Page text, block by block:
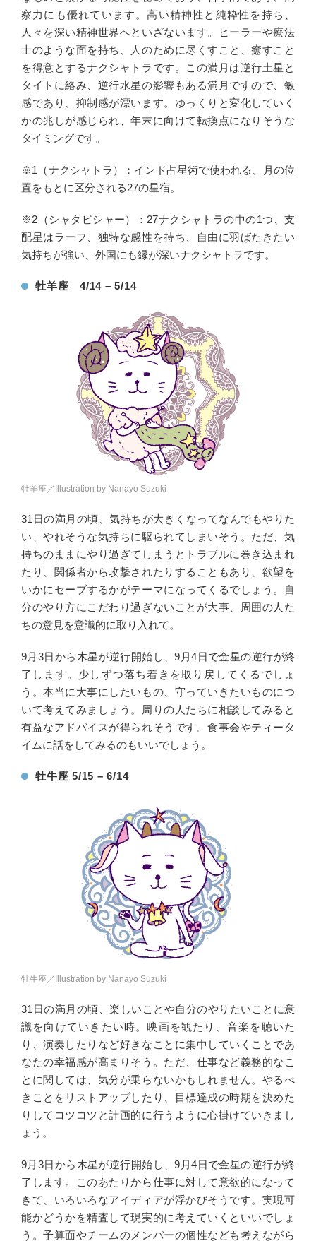
察力にも優れています。高い精神性と純粋性を持ち、
人々を深い精神世界へといざないます。ヒーラーや療法
士のような面を持ち、人のために尽くすこと、癒すこと
を得意とするナクシャトラです。この満月は逆行土星と
タイトに絡み、逆行水星の影響もある満月ですので、敏
感であり、抑制感が漂います。ゆっくりと変化していく
かの兆しが感じられ、年末に向けて転換点になりそうな
タイミングです。
※1（ナクシャトラ）：インド占星術で使われる、月の位
置をもとに区分される27の星宿。
※2（シャタビシャー）：27ナクシャトラの中の1つ、支
配星はラーフ、独特な感性を持ち、自由に羽ばたきたい
気持ちが強い、外国にも縁が深いナクシャトラです。
牡羊座 4/14 – 5/14
牡羊座／Illustration by Nanayo Suzuki
31日の満月の頃、気持ちが大きくなってなんでもやりた
い、やれそうな気持ちに駆られてしまいそう。ただ、気
持ちのままにやり過ぎてしまうとトラブルに巻き込まれ
たり、関係者から攻撃されたりすることもあり、欲望を
いかにセーブするかがテーマになってくるでしょう。自
分のやり方にこだわり過ぎないことが大事、周囲の人た
ちの意見を意識的に取り入れて。
9月3日から木星が逆行開始し、9月4日で金星の逆行が終
了します。少しずつ落ち着きを取り戻してくるでしょ
う。本当に大事にしたいもの、守っていきたいものにつ
いて考えてみましょう。周りの人たちに相談してみると
有益なアドバイスが得られそうです。食事会やティータ
イムに話をしてみるのもいいでしょう。
牡牛座 5/15 – 6/14
牡牛座／Illustration by Nanayo Suzuki
31日の満月の頃、楽しいことや自分のやりたいことに意
識を向けていきたい時。映画を観たり、音楽を聴いた
り、演奏したりなど好きなことに集中していくことであ
なたの幸福感が高まりそう。ただ、仕事など義務的なこ
とに関しては、気分が乗らないかもしれません。やるべ
きことをリストアップしたり、目標達成の時期を決めた
りしてコツコツと計画的に行うように心掛けていきまし
ょう。
9月3日から木星が逆行開始し、9月4日で金星の逆行が終
了します。このあたりから仕事に対して意欲的になって
きて、いろいろなアイディアが浮かびそうです。実現可
能かどうかを精査して現実的に考えていくといいでしょ
う。予算面やチームのメンバーの個性なども考えながら